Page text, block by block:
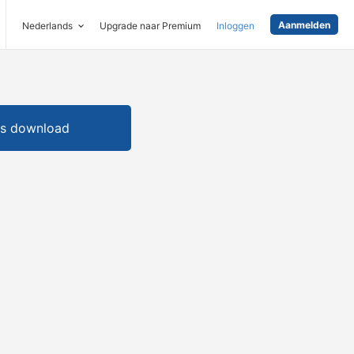
Nederlands Upgrade naar Premium Inloggen Aanmelden
download